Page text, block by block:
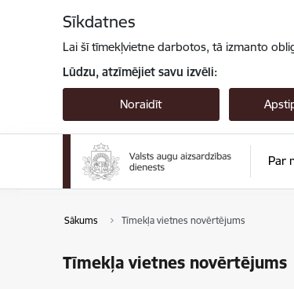
Sīkdatnes
Lai šī tīmekļvietne darbotos, tā izmanto
Lūdzu, atzīmējiet savu izvēli:
Noraidīt
Par
Sākums Tīmekļa vietnes novērtējums
Tīmekļa vietnes novērtējums